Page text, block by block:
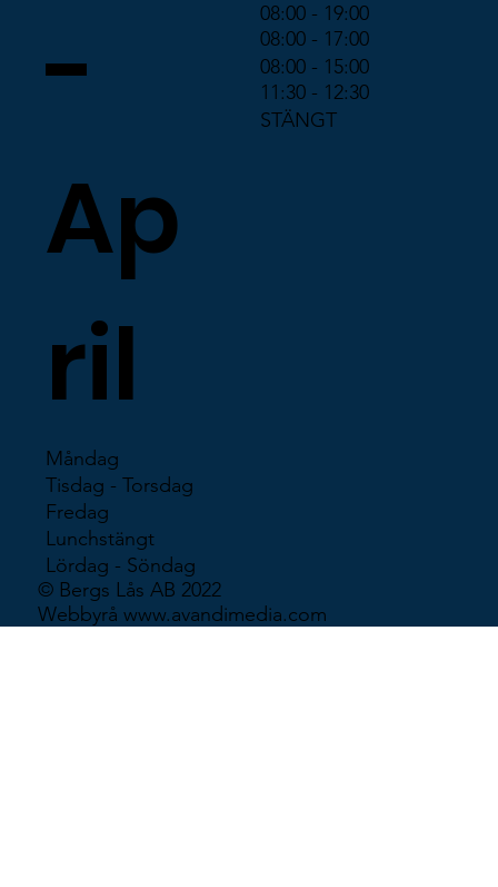
-
Ap
ril
Måndag
Tisdag - Torsdag
Fredag
Lunchstängt
Lördag - Söndag
08:00 - 19:00
08:00 - 17:00
08:00 - 15:00
11:30 - 12:30
STÄNGT
© Bergs Lås AB 2022
Webbyrå www.avandimedia.com